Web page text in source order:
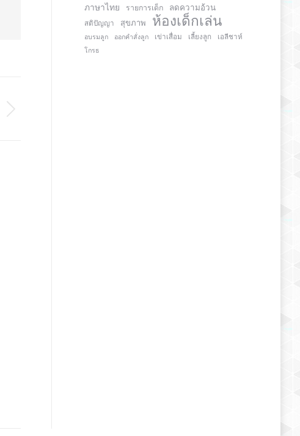
ภาษาไทย รายการเด็ก ลดความอ้วน
สติปัญญา สุขภาพ ห้องเด็กเล่น
อบรมลูก ออกคำสั่งลูก เข่าเสื่อม เลี้ยงลูก
เอลีชาห์
โกรธ